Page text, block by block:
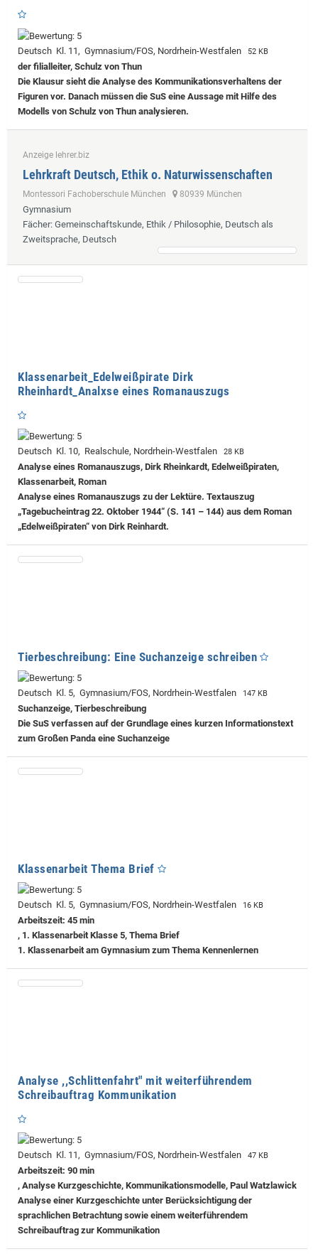
Deutsch Kl. 11, Gymnasium/FOS, Nordrhein-Westfalen 52 KB
der filialleiter, Schulz von Thun
Die Klausur sieht die Analyse des Kommunikationsverhaltens der
Figuren vor. Danach müssen die SuS eine Aussage mit Hilfe des
Modells von Schulz von Thun analysieren.
Anzeige lehrer.biz
Lehrkraft Deutsch, Ethik o. Naturwissenschaften
Montessori Fachoberschule München 80939 München
Gymnasium
Fächer: Gemeinschaftskunde, Ethik / Philosophie, Deutsch als
Zweitsprache, Deutsch
Klassenarbeit_Edelweißpirate Dirk
Rheinhardt_Analxse eines Romanauszugs
Deutsch Kl. 10, Realschule, Nordrhein-Westfalen 28 KB
Analyse eines Romanauszugs, Dirk Rheinkardt, Edelweißpiraten,
Klassenarbeit, Roman
Analyse eines Romanauszugs zu der Lektüre. Textauszug
„Tagebucheintrag 22. Oktober 1944“ (S. 141 – 144) aus dem Roman
„Edelweißpiraten“ von Dirk Reinhardt.
Tierbeschreibung: Eine Suchanzeige schreiben
Deutsch Kl. 5, Gymnasium/FOS, Nordrhein-Westfalen 147 KB
Suchanzeige, Tierbeschreibung
Die SuS verfassen auf der Grundlage eines kurzen Informationstext
zum Großen Panda eine Suchanzeige
Klassenarbeit Thema Brief
Deutsch Kl. 5, Gymnasium/FOS, Nordrhein-Westfalen 16 KB
Arbeitszeit: 45 min
, 1. Klassenarbeit Klasse 5, Thema Brief
1. Klassenarbeit am Gymnasium zum Thema Kennenlernen
Analyse ,,Schlittenfahrt" mit weiterführendem
Schreibauftrag Kommunikation
Deutsch Kl. 11, Gymnasium/FOS, Nordrhein-Westfalen 47 KB
Arbeitszeit: 90 min
, Analyse Kurzgeschichte, Kommunikationsmodelle, Paul Watzlawick
Analyse einer Kurzgeschichte unter Berücksichtigung der
sprachlichen Betrachtung sowie einem weiterführendem
Schreibauftrag zur Kommunikation